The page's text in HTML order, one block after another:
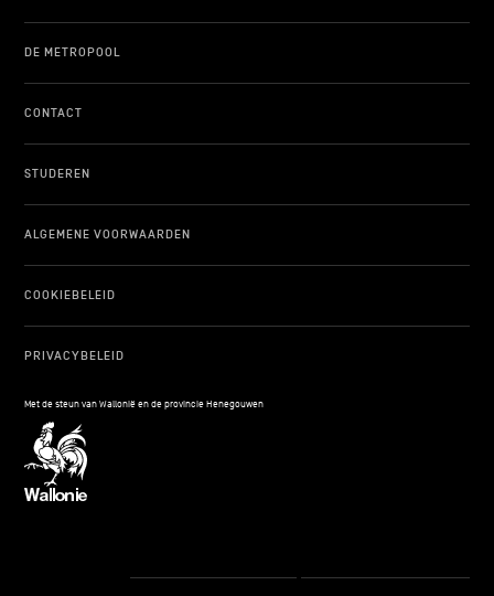
DE METROPOOL
CONTACT
STUDEREN
ALGEMENE VOORWAARDEN
COOKIEBELEID
PRIVACYBELEID
Met de steun van Wallonië en de provincie Henegouwen